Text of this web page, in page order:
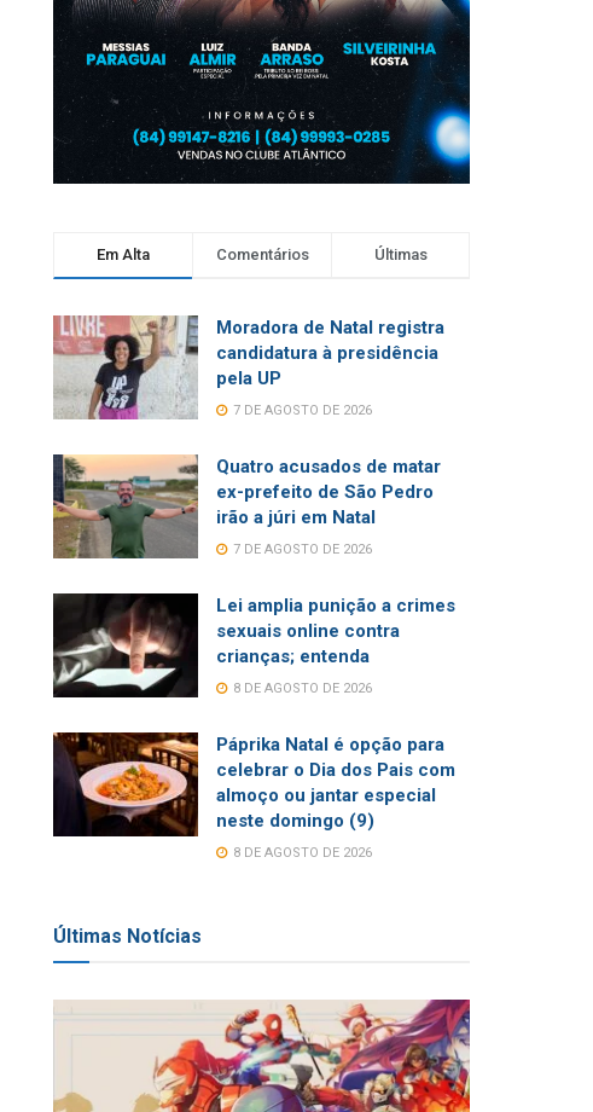
Em Alta Comentários Últimas
Moradora de Natal registra
candidatura à presidência
pela UP
7 DE AGOSTO DE 2026
Quatro acusados de matar
ex-prefeito de São Pedro
irão a júri em Natal
7 DE AGOSTO DE 2026
Lei amplia punição a crimes
sexuais online contra
crianças; entenda
8 DE AGOSTO DE 2026
Páprika Natal é opção para
celebrar o Dia dos Pais com
almoço ou jantar especial
neste domingo (9)
8 DE AGOSTO DE 2026
Últimas Notícias